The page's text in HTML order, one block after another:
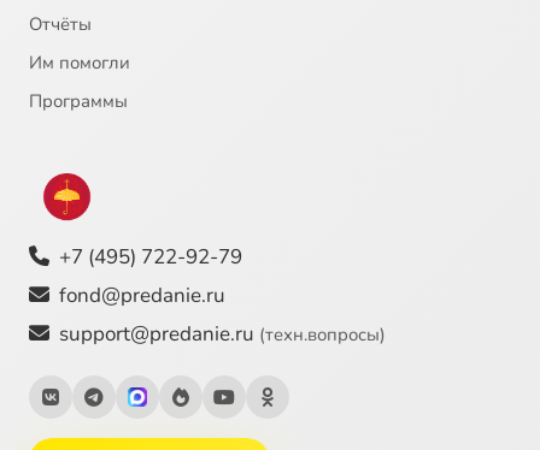
Отчёты
Им помогли
Программы
+7 (495) 722-92-79
fond@predanie.ru
support@predanie.ru (техн.вопросы)